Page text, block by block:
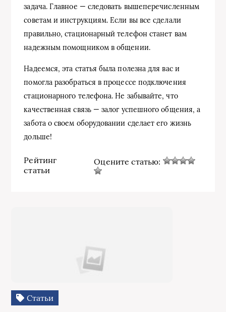
задача. Главное — следовать вышеперечисленным
советам и инструкциям. Если вы все сделали
правильно, стационарный телефон станет вам
надежным помощником в общении.
Надеемся, эта статья была полезна для вас и
помогла разобраться в процессе подключения
стационарного телефона. Не забывайте, что
качественная связь — залог успешного общения, а
забота о своем оборудовании сделает его жизнь
дольше!
Рейтинг
статьи
Оцените статью:
Статьи